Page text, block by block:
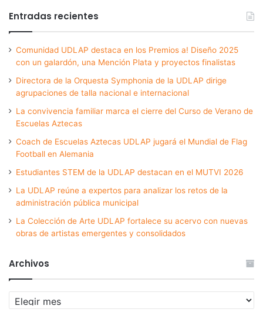
Entradas recientes
Comunidad UDLAP destaca en los Premios a! Diseño 2025
con un galardón, una Mención Plata y proyectos finalistas
Directora de la Orquesta Symphonia de la UDLAP dirige
agrupaciones de talla nacional e internacional
La convivencia familiar marca el cierre del Curso de Verano de
Escuelas Aztecas
Coach de Escuelas Aztecas UDLAP jugará el Mundial de Flag
Football en Alemania
Estudiantes STEM de la UDLAP destacan en el MUTVI 2026
La UDLAP reúne a expertos para analizar los retos de la
administración pública municipal
La Colección de Arte UDLAP fortalece su acervo con nuevas
obras de artistas emergentes y consolidados
Archivos
Archivos